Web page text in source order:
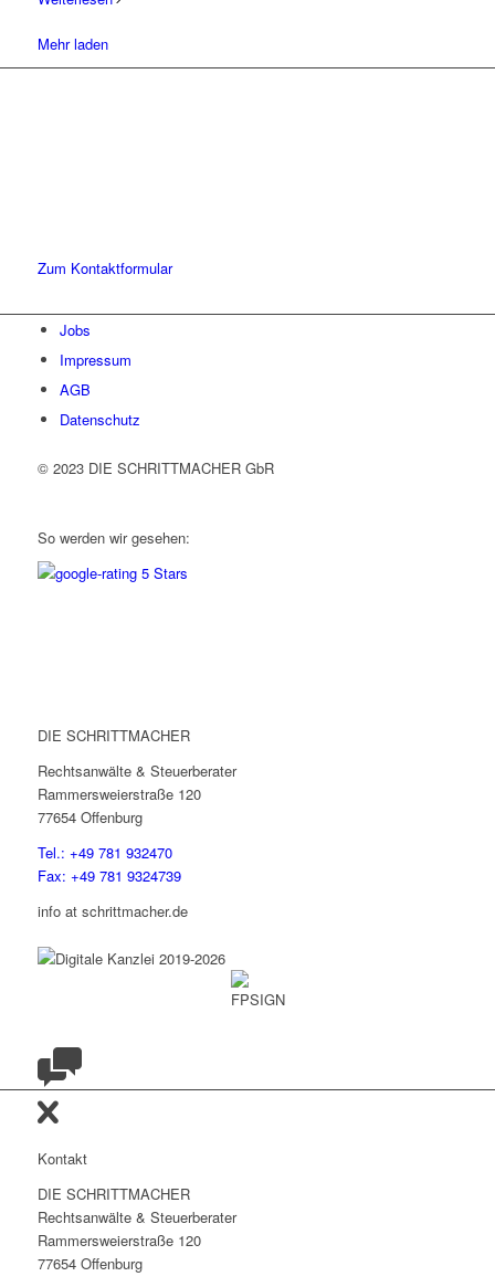
Mehr laden
Zum Kontaktformular
Jobs
Impressum
AGB
Datenschutz
© 2023 DIE SCHRITTMACHER GbR
So werden wir gesehen:
DIE SCHRITTMACHER
Rechtsanwälte & Steuerberater
Rammersweierstraße 120
77654 Offenburg
Tel.: +49 781 932470
Fax: +49 781 9324739
info at schrittmacher.de
Kontakt
DIE SCHRITTMACHER
Rechtsanwälte & Steuerberater
Rammersweierstraße 120
77654 Offenburg